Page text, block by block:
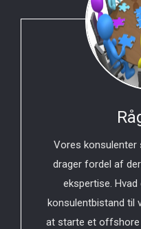
Vores konsulenter
drager fordel af
ekspertise.
konsulentbistand til
at starte et offshore